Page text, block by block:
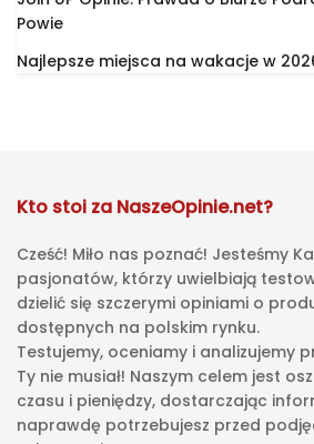
Powie
Najlepsze miejsca na wakacje w
Kto stoi za NaszeOpinie.net?
Cześć! Miło nas poznać! Jesteśmy
pasjonatów, którzy uwielbiają
dzielić się szczerymi opiniami o
dostępnych na polskim rynku.
Testujemy, oceniamy i analizujemy
Ty nie musiał! Naszym celem jest
czasu i pieniędzy, dostarczając
naprawdę potrzebujesz przed